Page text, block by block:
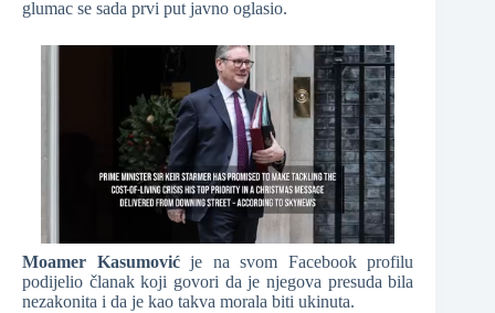
glumac se sada prvi put javno oglasio.
Moamer Kasumovićje na svom Facebook profilu
podijelio članak koji govori da je njegova presuda bila
nezakonita i da je kao takva morala biti ukinuta.